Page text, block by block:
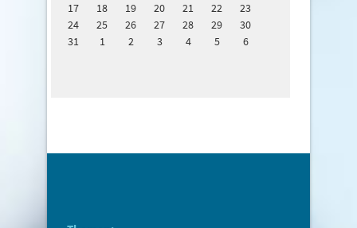
17
18 19 20 21 22
23
24
25 26 27 28 29
30
31
1 2 3 4 5 6